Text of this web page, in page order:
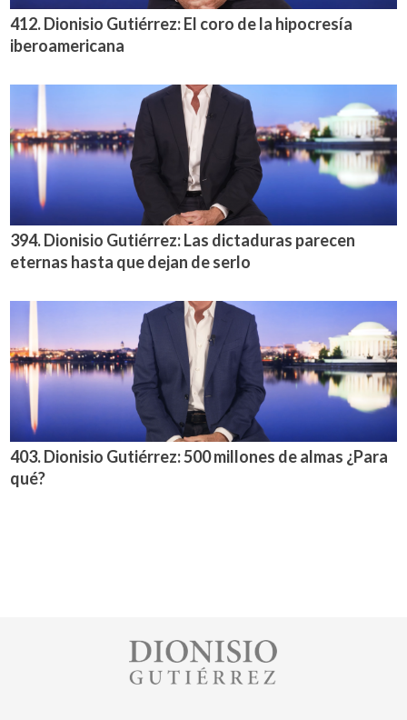
412. Dionisio Gutiérrez: El coro de la hipocresía
iberoamericana
394. Dionisio Gutiérrez: Las dictaduras parecen
eternas hasta que dejan de serlo
403. Dionisio Gutiérrez: 500 millones de almas ¿Para
qué?